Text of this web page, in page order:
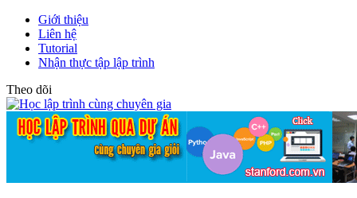
Giới thiệu
Liên hệ
Tutorial
Nhận thực tập lập trình
Theo dõi